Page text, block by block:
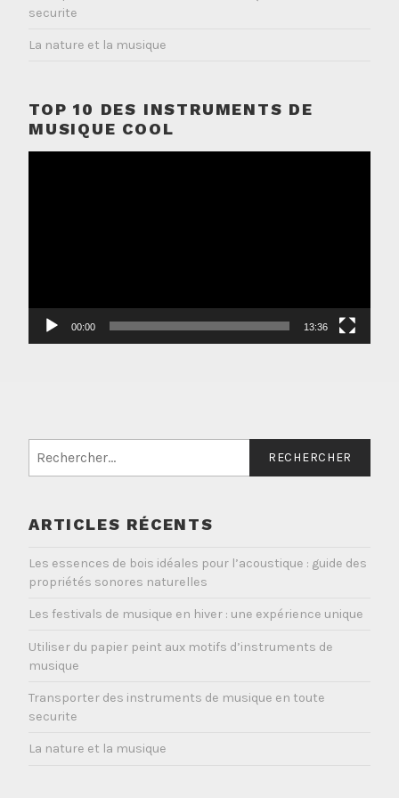
securite
La nature et la musique
TOP 10 DES INSTRUMENTS DE
MUSIQUE COOL
00:00 13:36
ARTICLES RÉCENTS
Les essences de bois idéales pour l’acoustique : guide des
propriétés sonores naturelles
Les festivals de musique en hiver : une expérience unique
Utiliser du papier peint aux motifs d’instruments de
musique
Transporter des instruments de musique en toute
securite
La nature et la musique